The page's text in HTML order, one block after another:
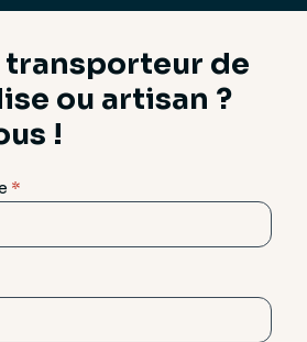
transporteur de
ou artisan ?
!
*